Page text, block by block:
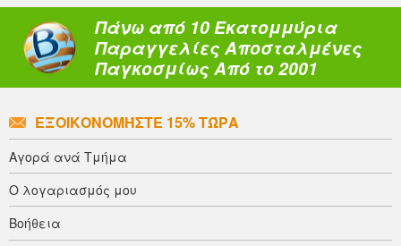
Πάνω από 10 Εκατομμύρια
Παραγγελίες Αποσταλμένες
Παγκοσμίως Από το 2001
ΕΞΟΙΚΟΝΟΜΉΣΤΕ 15% ΤΏΡΑ
Αγορά ανά Τμήμα
Ο λογαριασμός μου
Βοήθεια